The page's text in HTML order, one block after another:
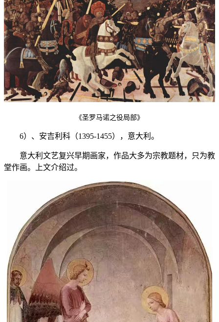
《圣罗马诺之役局部》
6）、安吉利科（1395-1455），意大利。
意大利文艺复兴早期画家，作品大多为宗教题材，只为教
堂作画。上文介绍过。